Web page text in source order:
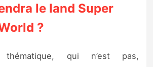
le land Super
?
qui n’est pas,